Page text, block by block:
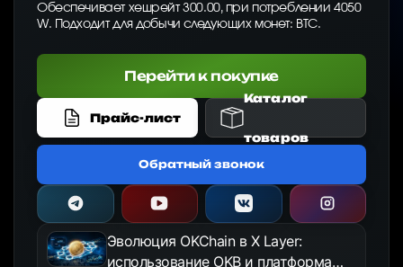
Обеспечивает хешрейт 300.00, при потреблении 4050
W. Подходит для добычи следующих монет: BTC.
Перейти к покупке
Прайс-лист
Каталог
товаров
Обратный звонок
Эволюция OKChain в X Layer:
использование OKB и платформа